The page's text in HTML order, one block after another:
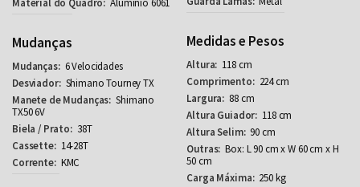
Mudanças
6 Velocidades
Shimano Tourney TX
Shimano
TX50 6V
38T
14-28T
KMC
Medidas e Pesos
118 cm
224 cm
88 cm
118 cm
90 cm
Box: L 90 cm x W 60 cm x H
50 cm
250 kg